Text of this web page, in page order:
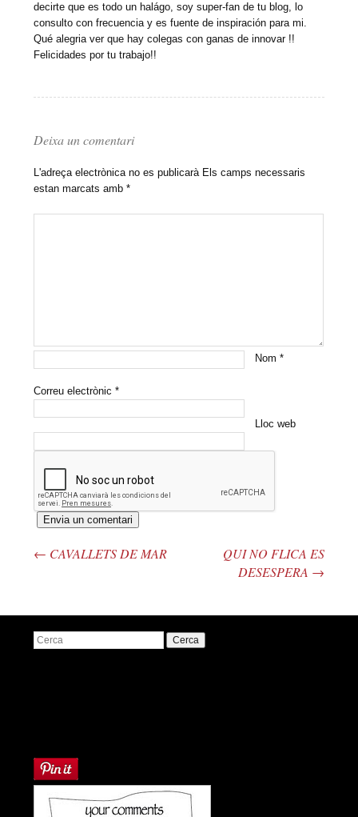
decirte que es todo un halágo, soy super-fan de tu blog, lo
consulto con frecuencia y es fuente de inspiración para mi.
Qué alegria ver que hay colegas con ganas de innovar !!
Felicidades por tu trabajo!!
Deixa un comentari
L'adreça electrònica no es publicaràEls camps necessaris
estan marcats amb*
Nom*
Correu electrònic*
Lloc web
← CAVALLETS DE MAR
QUI NO FLICA ES
DESESPERA →
Cerca